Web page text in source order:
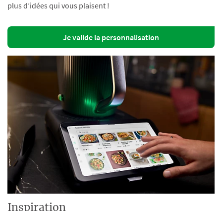
plus d’idées qui vous plaisent !
Je valide la personnalisation
Inspiration